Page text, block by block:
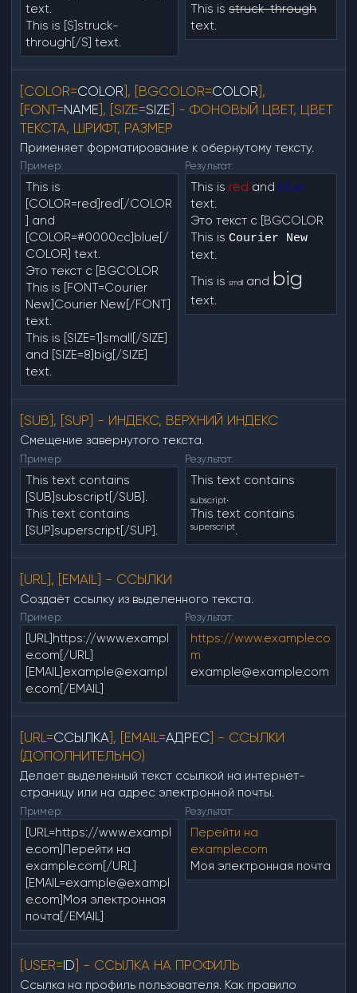
text.
This is [S]struck-
through[/S] text.
This is struck-through
text.
[COLOR=COLOR], [BGCOLOR=COLOR],
[FONT=NAME], [SIZE=SIZE] - ФОНОВЫЙ ЦВЕТ, ЦВЕТ
ТЕКСТА, ШРИФТ, РАЗМЕР
Применяет форматирование к обернутому тексту.
Пример:
This is
[COLOR=red]red[/COLOR
] and
[COLOR=#0000cc]blue[/
COLOR] text.
Это текст с [BGCOLOR
This is [FONT=Courier
New]Courier New[/FONT]
text.
This is [SIZE=1]small[/SIZE]
and [SIZE=8]big[/SIZE]
text.
Результат:
This is red and blue
text.
Это текст с [BGCOLOR
This is Courier New
text.
This is small and big
text.
[SUB], [SUP] - ИНДЕКС, ВЕРХНИЙ ИНДЕКС
Смещение завернутого текста.
Пример:
This text contains
[SUB]subscript[/SUB].
This text contains
[SUP]superscript[/SUP].
Результат:
This text contains
subscript.
This text contains
superscript.
[URL], [EMAIL] - ССЫЛКИ
Создаёт ссылку из выделенного текста.
Пример:
[URL]https://www.exampl
e.com[/URL]
[EMAIL]example@exampl
e.com[/EMAIL]
Результат:
https://www.example.co
m
example@example.com
[URL=ССЫЛКА ], [EMAIL=АДРЕС ] - ССЫЛКИ
(ДОПОЛНИТЕЛЬНО)
Делает выделенный текст ссылкой на интернет-
страницу или на адрес электронной почты.
Пример:
[URL=https://www.exampl
e.com]Перейти на
example.com[/URL]
[EMAIL=example@exampl
e.com]Моя электронная
почта[/EMAIL]
Результат:
Перейти на
example.com
Моя электронная почта
[USER=ID] - ССЫЛКА НА ПРОФИЛЬ
Ссылка на профиль пользователя. Как правило